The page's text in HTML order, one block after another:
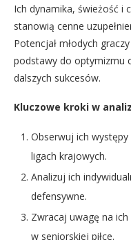
Ich dynamika, świeżość i
stanowią cenne
Potencjał młodych
podstawy do optymizmu
dalszych sukcesów.
Kluczowe kroki w
Obserwuj ich
ligach krajowych.
Analizuj ich
defensywne.
Zwracaj uwagę na
w seniorskiej piłce.